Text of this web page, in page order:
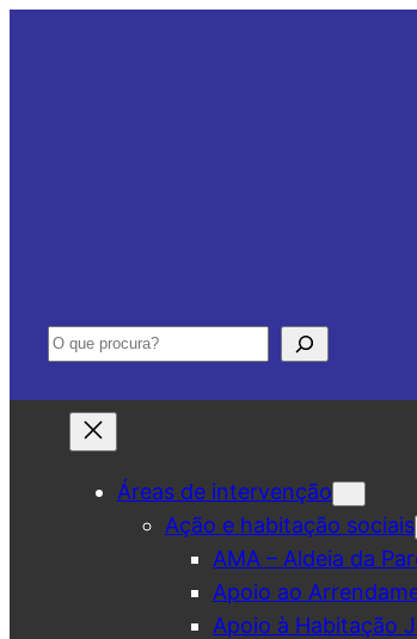
Pesquisar
Áreas de intervenção
Ação e habitação sociais
AMA – Aldeia da
Apoio ao
Apoio à Habitação